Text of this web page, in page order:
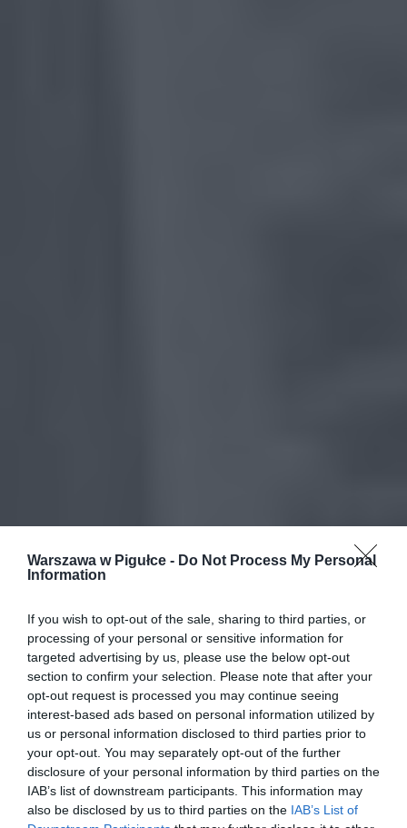
Warszawa w Pigułce - Do Not Process My Personal
Information
If you wish to opt-out of the sale, sharing to third parties, or
processing of your personal or sensitive information for
targeted advertising by us, please use the below opt-out
section to confirm your selection. Please note that after your
opt-out request is processed you may continue seeing
interest-based ads based on personal information utilized by
us or personal information disclosed to third parties prior to
your opt-out. You may separately opt-out of the further
disclosure of your personal information by third parties on the
IAB’s list of downstream participants. This information may
also be disclosed by us to third parties on the IAB’s List of